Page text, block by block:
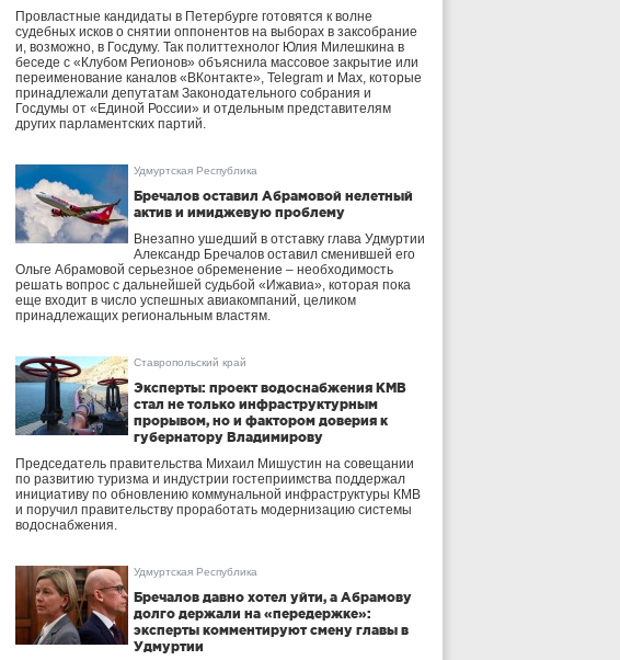
Провластные кандидаты в Петербурге готовятся к волне
судебных исков о снятии оппонентов на выборах в заксобрание
и, возможно, в Госдуму. Так политтехнолог Юлия Милешкина в
беседе с «Клубом Регионов» объяснила массовое закрытие или
переименование каналов «ВКонтакте», Telegram и Max, которые
принадлежали депутатам Законодательного собрания и
Госдумы от «Единой России» и отдельным представителям
других парламентских партий.
Удмуртская Республика
Бречалов оставил Абрамовой нелетный
актив и имиджевую проблему
Внезапно ушедший в отставку глава Удмуртии
Александр Бречалов оставил сменившей его
Ольге Абрамовой серьезное обременение – необходимость
решать вопрос с дальнейшей судьбой «Ижавиа», которая пока
еще входит в число успешных авиакомпаний, целиком
принадлежащих региональным властям.
Ставропольский край
Эксперты: проект водоснабжения КМВ
стал не только инфраструктурным
прорывом, но и фактором доверия к
губернатору Владимирову
Председатель правительства Михаил Мишустин на совещании
по развитию туризма и индустрии гостеприимства поддержал
инициативу по обновлению коммунальной инфраструктуры КМВ
и поручил правительству проработать модернизацию системы
водоснабжения.
Удмуртская Республика
Бречалов давно хотел уйти, а Абрамову
долго держали на «передержке»:
эксперты комментируют смену главы в
Удмуртии